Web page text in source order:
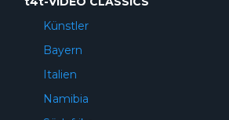
Künstler
Bayern
Italien
Namibia